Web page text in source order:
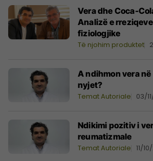
Vera dhe Coca-
Analizë e
fiziologjike
Të njohim produktet
A ndihmon vera
nyjet?
Temat Autoriale 03/
Ndikimi pozitiv i
reumatizmale
Temat Autoriale 11/